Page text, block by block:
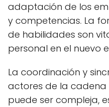
adaptación de los
y competencias. La
de habilidades son
personal en el nuevo
La coordinación y
actores de la cadena
puede ser compleja,